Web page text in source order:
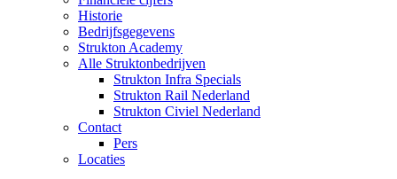
Historie
Bedrijfsgegevens
Strukton Academy
Alle Struktonbedrijven
Strukton Infra Specials
Strukton Rail Nederland
Strukton Civiel Nederland
Contact
Pers
Locaties